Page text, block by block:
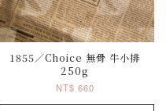
1855／Choice 無骨 牛小排
250g
NT$ 660